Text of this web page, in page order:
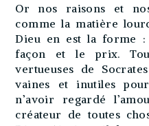
Or nos raisons et
comme la matière
Dieu en est la forme :
façon et le prix.
vertueuses de
vaines et inutiles
n’avoir regardé
créateur de toutes